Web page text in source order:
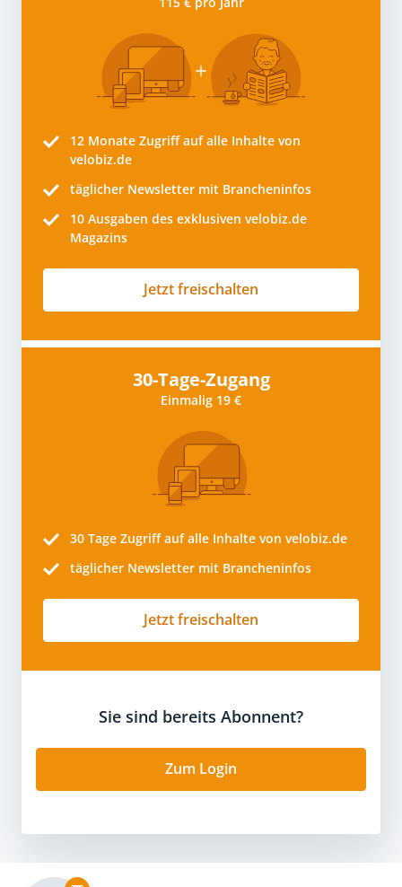
12 Monate Zugriff auf alle Inhalte von
velobiz.de
täglicher Newsletter mit Brancheninfos
10 Ausgaben des exklusiven velobiz.de
Magazins
Jetzt freischalten
30-Tage-Zugang
Einmalig 19 €
30 Tage Zugriff auf alle Inhalte von velobiz.de
täglicher Newsletter mit Brancheninfos
Jetzt freischalten
Sie sind bereits Abonnent?
Zum Login